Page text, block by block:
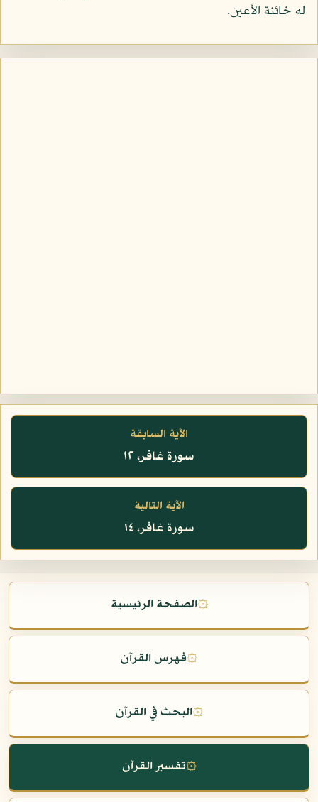
له خائنة الأعين.
الآية السابقة
سورة غافر، ١٢
الآية التالية
سورة غافر، ١٤
۞الصفحة الرئيسية
۞فهرس القرآن
۞البحث في القرآن
۞تفسير القرآن